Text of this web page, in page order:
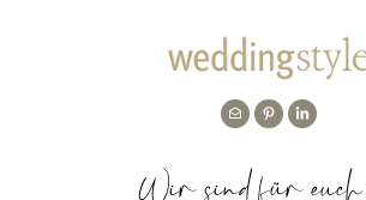
Wir sind für euch